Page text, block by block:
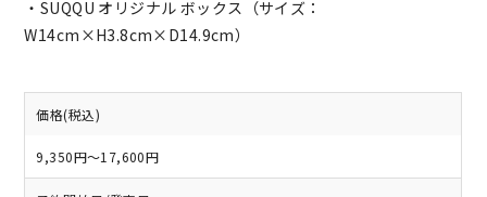
・SUQQU オリジナル ボックス（サイズ：
W14cm×H3.8cm×D14.9cm）
価格(税込)
9,350円～17,600円